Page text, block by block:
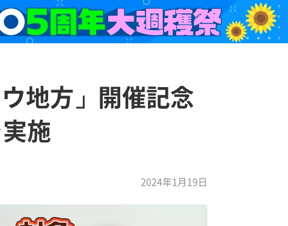
地方」開催記念
施
2024年1月19日